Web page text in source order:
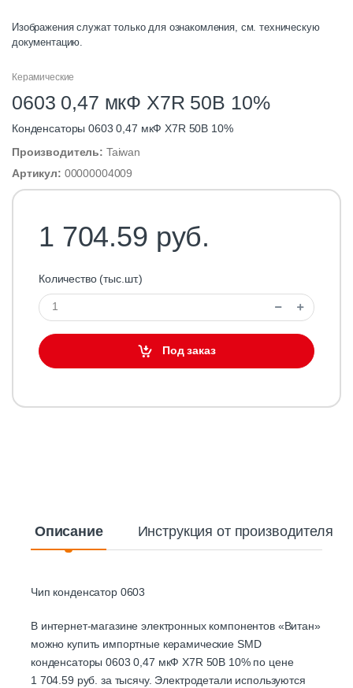
Изображения служат только для ознакомления, см. техническую
документацию.
Керамические
0603 0,47 мкФ X7R 50В 10%
Конденсаторы 0603 0,47 мкФ X7R 50В 10%
Производитель: Taiwan
Артикул: 00000004009
1 704.59 руб.
Количество (тыс.шт.)
Под заказ
Описание Инструкция от производителя
Чип конденсатор 0603
В интернет-магазине электронных компонентов «Витан»
можно купить импортные керамические SMD
конденсаторы 0603 0,47 мкФ X7R 50В 10% по цене
1 704.59 руб. за тысячу. Электродетали используются